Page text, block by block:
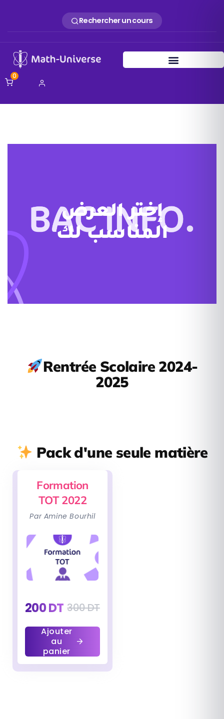
Rechercher un cours
0
إختر العرض
المناسب لك
Rentrée Scolaire 2024-
2025
Pack d'une seule matière
Formation
TOT 2022
Par Amine Bourhil
200DT 300DT
Ajouter
au
panier